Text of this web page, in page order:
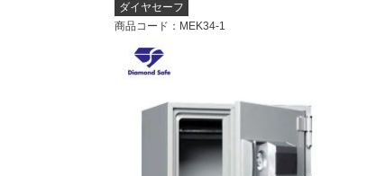
ダイヤセーフ
商品コード ：MEK34-1